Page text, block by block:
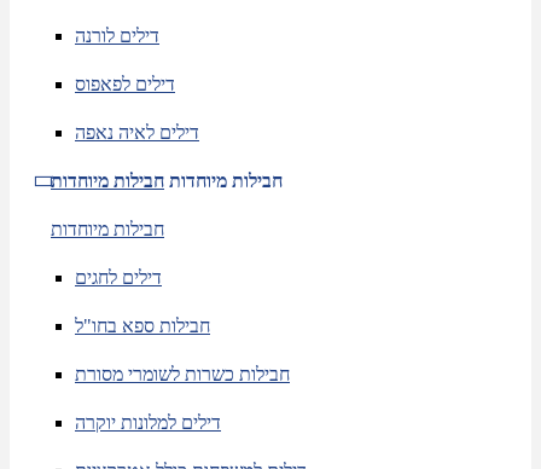
דילים לורנה
דילים לפאפוס
דילים לאיה נאפה
חבילות מיוחדות חבילות מיוחדות
חבילות מיוחדות
דילים לחגים
חבילות ספא בחו"ל
חבילות כשרות לשומרי מסורת
דילים למלונות יוקרה